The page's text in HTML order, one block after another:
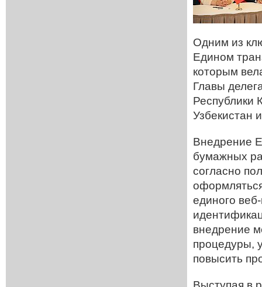
Одним из
Едином
которым
Главы
Республики
Узбекистан
Внедрение
бумажных
согласно
единого
внедрение
процедуры,
повысить